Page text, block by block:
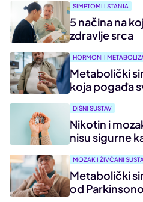
SIMPTOMI I STANJA
5 načina na
zdravlje srca
HORMONI I
Metabolički
koja pogađa
DIŠNI SUSTAV
Nikotin i
nisu sigurne
MOZAK I ŽIVČANI
Metabolički
od